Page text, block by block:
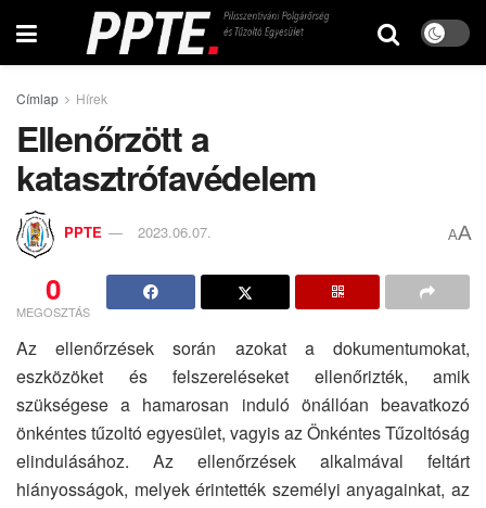
Címlap Hírek
Ellenőrzött a
katasztrófavédelem
PPTE 2023.06.07. AA
0
MEGOSZTÁS
Az ellenőrzések során azokat a dokumentumokat,
eszközöket és felszereléseket ellenőrizték, amik
szükségese a hamarosan induló önállóan beavatkozó
önkéntes tűzoltó egyesület, vagyis az Önkéntes Tűzoltóság
elindulásához. Az ellenőrzések alkalmával feltárt
hiányosságok, melyek érintették személyi anyagainkat, az